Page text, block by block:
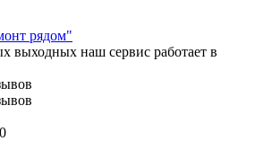
рядом"
выходных наш сервис работает в